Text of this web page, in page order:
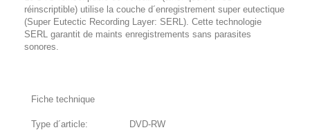
réinscriptible) utilise la couche d´enregistrement super eutectique
(Super Eutectic Recording Layer: SERL). Cette technologie
SERL garantit de maints enregistrements sans parasites
sonores.
Fiche technique
Type d´article: DVD-RW